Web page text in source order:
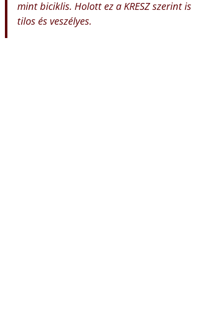
mint biciklis. Holott ez a KRESZ szerint is
tilos és veszélyes.